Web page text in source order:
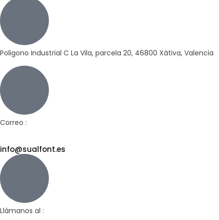
Poligono Industrial C La Vila, parcela 20, 46800 Xàtiva, Valencia
Correo :
info@sualfont.es
Llámanos al :